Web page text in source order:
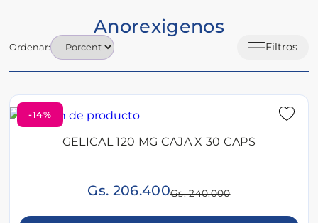
Anorexigenos
Filtros
Ordenar:
-14%
GELICAL 120 MG CAJA X 30 CAPS
Gs. 206.400Gs. 240.000